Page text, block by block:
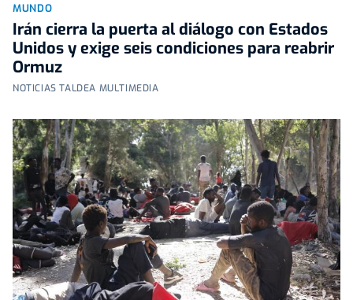
MUNDO
Irán cierra la puerta al diálogo con Estados
Unidos y exige seis condiciones para reabrir
Ormuz
NOTICIAS TALDEA MULTIMEDIA